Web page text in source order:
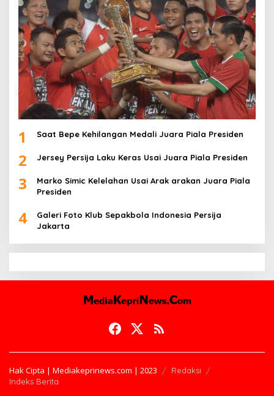
1 Saat Bepe Kehilangan Medali Juara Piala Presiden
2 Jersey Persija Laku Keras Usai Juara Piala Presiden
3
Marko Simic Kelelahan Usai Arak arakan Juara Piala
Presiden
4
Galeri Foto Klub Sepakbola Indonesia Persija
Jakarta
Hak Cipta | Mediakeprinews.com | 2023
Redaksi
Indeks Berita